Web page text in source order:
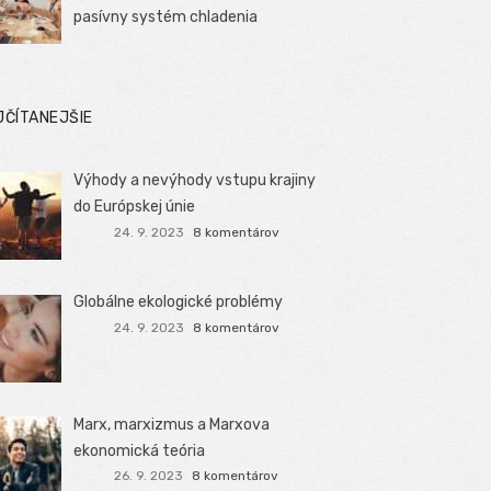
pasívny systém chladenia
Výhody a nevýhody vstupu krajiny
do Európskej únie
24. 9. 2023 8 komentárov
Globálne ekologické problémy
24. 9. 2023 8 komentárov
Marx, marxizmus a Marxova
ekonomická teória
26. 9. 2023 8 komentárov